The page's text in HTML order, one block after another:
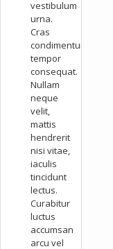
vestibulum
urna.
Cras
condimentum
tempor
consequat.
Nullam
neque
velit,
mattis
hendrerit
nisi vitae,
iaculis
tincidunt
lectus.
Curabitur
luctus
accumsan
arcu vel